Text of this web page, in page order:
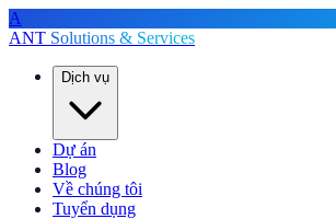
A
ANT Solutions & Services
Dịch vụ
Dự án
Blog
Về chúng tôi
Tuyển dụng